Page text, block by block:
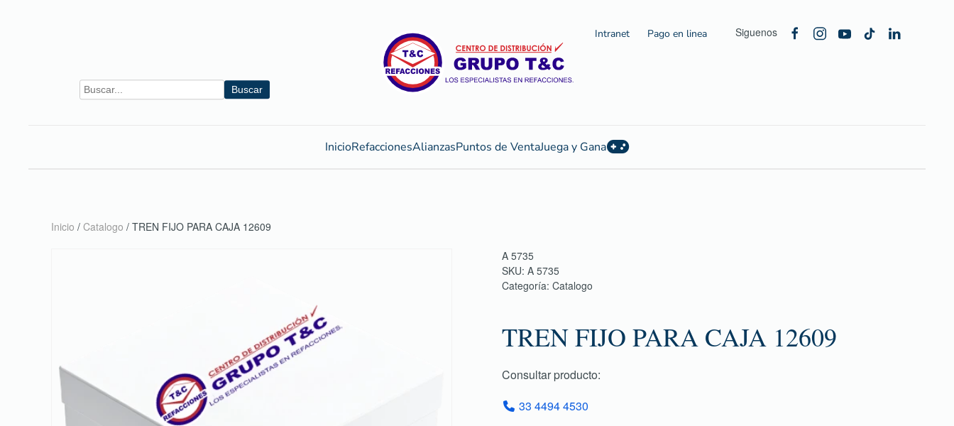
Buscar
Intranet Pago en linea Siguenos
InicioRefaccionesAlianzasPuntos de VentaJuega y Gana
Inicio / Catalogo / TREN FIJO PARA CAJA 12609
A 5735
SKU: A 5735
Categoría: Catalogo
TREN FIJO PARA CAJA 12609
Consultar producto:
33 4494 4530